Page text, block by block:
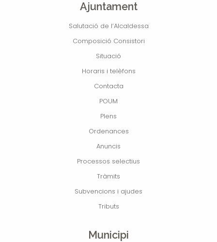
Ajuntament
Salutació de l’Alcaldessa
Composició Consistori
Situació
Horaris i telèfons
Contacta
POUM
Plens
Ordenances
Anuncis
Processos selectius
Tràmits
Subvencions i ajudes
Tributs
Municipi